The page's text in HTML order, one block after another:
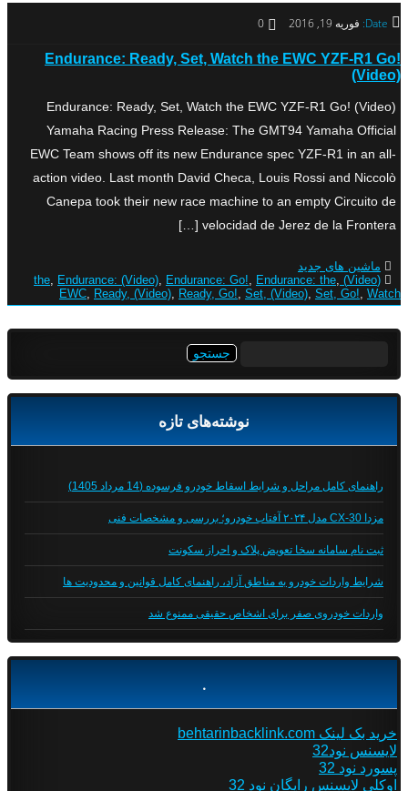
Date: فوریه 19, 2016 0
Endurance: Ready, Set, Watch the EWC YZF-R1 Go!
(Video)
Endurance: Ready, Set, Watch the EWC YZF-R1 Go! (Video)
Yamaha Racing Press Release: The GMT94 Yamaha Official
EWC Team shows off its new Endurance spec YZF-R1 in an all-
action video. Last month David Checa, Louis Rossi and Niccolò
Canepa took their new race machine to an empty Circuito de
velocidad de Jerez de la Frontera […]
ماشین های جدید
(Video) the
Endurance: (Video) Endurance: Go! Endurance: the
EWC
Ready, (Video) Ready, Go! Set, (Video) Set, Go! Watch
نوشته‌های تازه
راهنمای کامل مراحل و شرایط اسقاط خودرو فرسوده (14 مرداد 1405)
مزدا CX-30 مدل ۲۰۲۴ آفتاب خودرو؛ بررسی و مشخصات فنی
ثبت نام سامانه سخا تعویض پلاک و احراز سکونت
شرایط واردات خودرو به مناطق آزاد، راهنمای کامل قوانین و محدودیت ها
واردات خودروی صفر برای اشخاص حقیقی ممنوع شد
.
خرید بک لینک behtarinbacklink.com
لایسنس نود32
پسورد نود 32
اوکلی لایسنس رایگان نود 32